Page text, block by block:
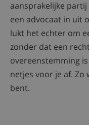
aansprakelijke partij
een advocaat in uit
lukt het echter om
zonder dat een
overeenstemming
netjes voor je af. Zo
bent.